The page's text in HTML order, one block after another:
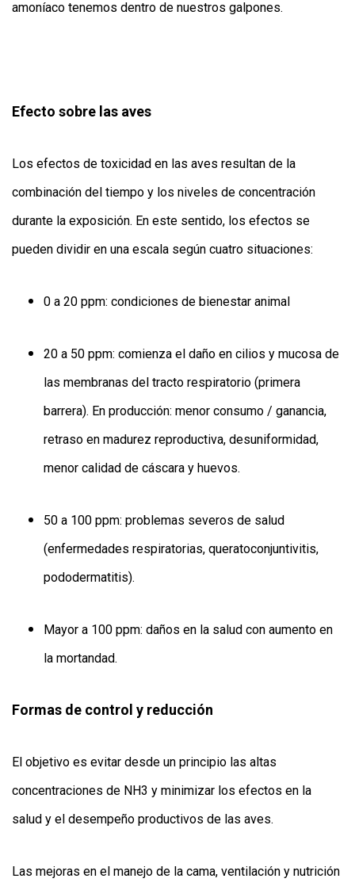
amoníaco tenemos dentro de nuestros galpones.
Efecto sobre las aves
Los efectos de toxicidad en las aves resultan de la
combinación del tiempo y los niveles de concentración
durante la exposición. En este sentido, los efectos se
pueden dividir en una escala según cuatro situaciones:
0 a 20 ppm: condiciones de bienestar animal
20 a 50 ppm: comienza el daño en cilios y mucosa de
las membranas del tracto respiratorio (primera
barrera). En producción: menor consumo / ganancia,
retraso en madurez reproductiva, desuniformidad,
menor calidad de cáscara y huevos.
50 a 100 ppm: problemas severos de salud
(enfermedades respiratorias, queratoconjuntivitis,
pododermatitis).
Mayor a 100 ppm: daños en la salud con aumento en
la mortandad.
Formas de control y reducción
El objetivo es evitar desde un principio las altas
concentraciones de NH3 y minimizar los efectos en la
salud y el desempeño productivos de las aves.
Las mejoras en el manejo de la cama, ventilación y nutrición